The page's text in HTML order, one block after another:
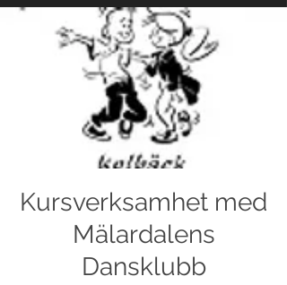
Kursverksamhet med
Mälardalens
Dansklubb